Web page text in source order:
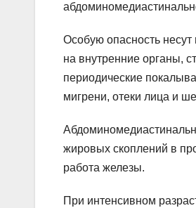
Особую опасность
на внутренние органы,
периодические
мигрени, отеки лица и
жировых скоплений в
работа железы.
При интенсивном